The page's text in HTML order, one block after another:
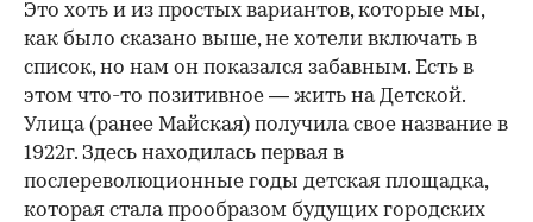
Это хоть и из простых вариантов, которые мы,
как было сказано выше, не хотели включать в
список, но нам он показался забавным. Есть в
этом что-то позитивное — жить на Детской.
Улица (ранее Майская) получила свое название в
1922г. Здесь находилась первая в
послереволюционные годы детская площадка,
которая стала прообразом будущих городских